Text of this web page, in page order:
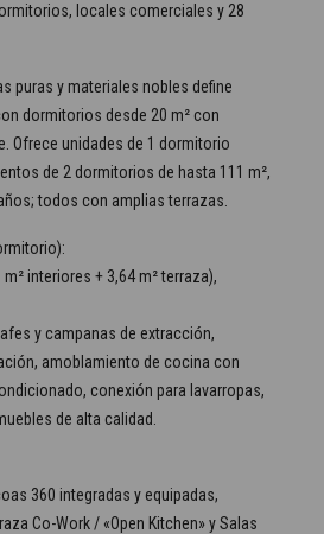
locales comerciales y 28
puras y materiales nobles define
dormitorios desde 20 m² con
Ofrece unidades de 1 dormitorio
de 2 dormitorios de hasta 111 m²,
todos con amplias terrazas.
interiores + 3,64 m² terraza),
y campanas de extracción,
amoblamiento de cocina con
conexión para lavarropas,
de alta calidad.
360 integradas y equipadas,
Co-Work / «Open Kitchen» y Salas